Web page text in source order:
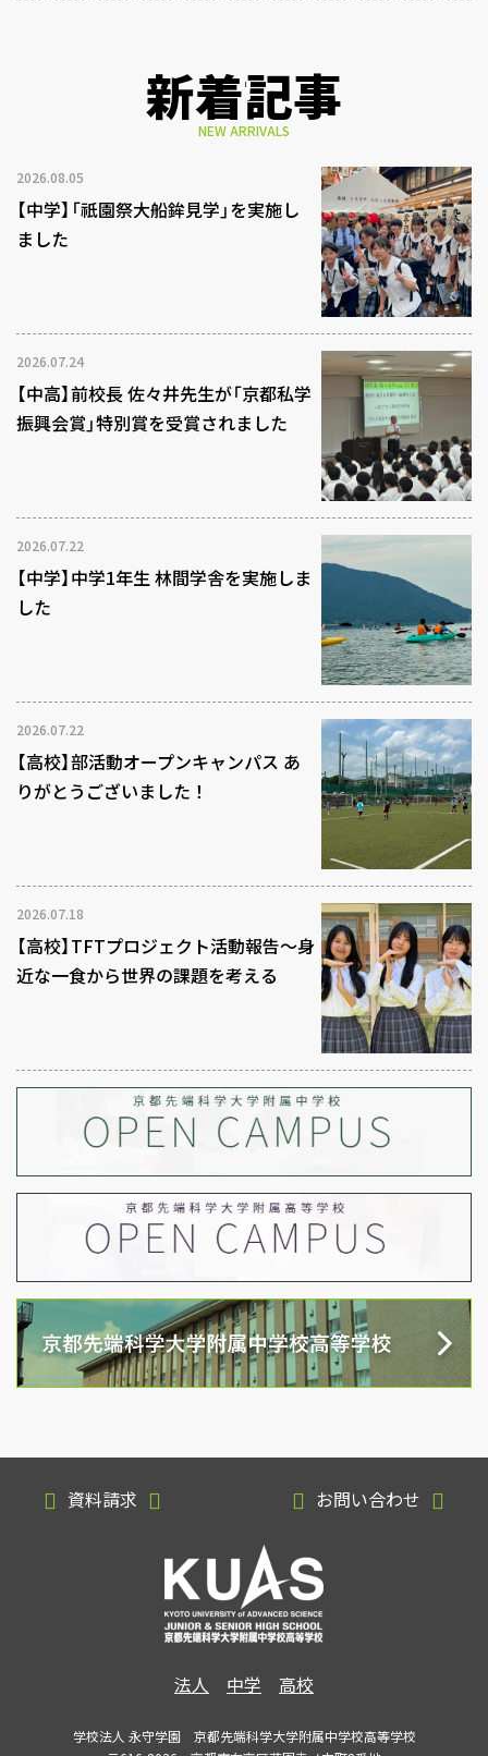
新着記事
NEW ARRIVALS
2026.08.05
【中学】「祇園祭大船鉾見学」を実施し
ました
2026.07.24
【中高】前校長 佐々井先生が「京都私学
振興会賞」特別賞を受賞されました
2026.07.22
【中学】中学1年生 林間学舎を実施しま
した
2026.07.22
【高校】部活動オープンキャンパス あ
りがとうございました！
2026.07.18
【高校】TFTプロジェクト活動報告～身
近な一食から世界の課題を考える
資料請求 お問い合わせ
法人 中学 高校
学校法人 永守学園 京都先端科学大学附属中学校高等学校